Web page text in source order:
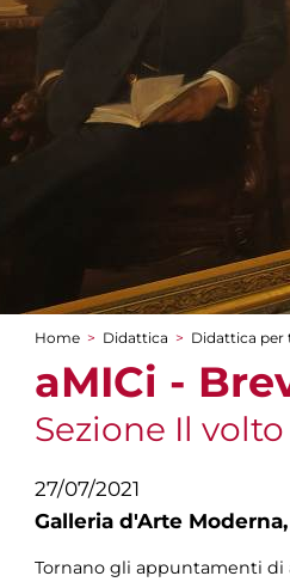
Tu sei qui
Home > Didattica > Didattica per
aMICi -
Sezione Il
27/07/2021
Galleria d'Arte Moderna,
Tornano gli appuntamenti